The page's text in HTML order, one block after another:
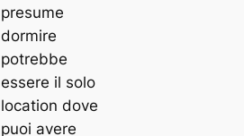
presume
dormire
potrebbe
essere il solo
location dove
puoi avere